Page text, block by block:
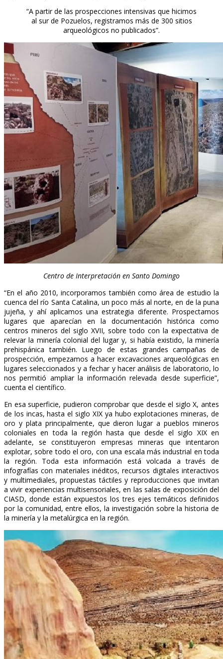
“A partir de las prospecciones intensivas que hicimos
al sur de Pozuelos, registramos más de 300 sitios
arqueológicos no publicados”.
Centro de Interpretación en Santo Domingo
“En el año 2010, incorporamos también como área de estudio la
cuenca del río Santa Catalina, un poco más al norte, en de la puna
jujeña, y ahí aplicamos una estrategia diferente. Prospectamos
lugares que aparecían en la documentación histórica como
centros mineros del siglo XVII, sobre todo con la expectativa de
relevar la minería colonial del lugar y, si había existido, la minería
prehispánica también. Luego de estas grandes campañas de
prospección, empezamos a hacer excavaciones arqueológicas en
lugares seleccionados y a fechar y hacer análisis de laboratorio, lo
nos permitió ampliar la información relevada desde superficie”,
cuenta el científico.
En esa superficie, pudieron comprobar que desde el siglo X, antes
de los incas, hasta el siglo XIX ya hubo explotaciones mineras, de
oro y plata principalmente, que dieron lugar a pueblos mineros
coloniales en toda la región hasta que desde el siglo XIX en
adelante, se constituyeron empresas mineras que intentaron
explotar, sobre todo el oro, con una escala más industrial en toda
la región. Toda esta información está volcada a través de
infografías con materiales inéditos, recursos digitales interactivos
y multimediales, propuestas táctiles y reproducciones que invitan
a vivir experiencias multisensoriales, en las salas de exposición del
CIASD, donde están expuestos los tres ejes temáticos definidos
por la comunidad, entre ellos, la investigación sobre la historia de
la minería y la metalúrgica en la región.